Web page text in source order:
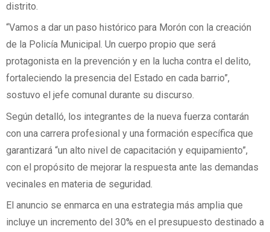
distrito.
“Vamos a dar un paso histórico para Morón con la creación
de la Policía Municipal. Un cuerpo propio que será
protagonista en la prevención y en la lucha contra el delito,
fortaleciendo la presencia del Estado en cada barrio”,
sostuvo el jefe comunal durante su discurso.
Según detalló, los integrantes de la nueva fuerza contarán
con una carrera profesional y una formación específica que
garantizará “un alto nivel de capacitación y equipamiento”,
con el propósito de mejorar la respuesta ante las demandas
vecinales en materia de seguridad.
El anuncio se enmarca en una estrategia más amplia que
incluye un incremento del 30% en el presupuesto destinado a